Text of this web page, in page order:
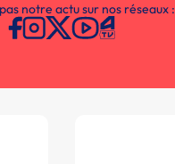
notre actu sur nos réseaux :